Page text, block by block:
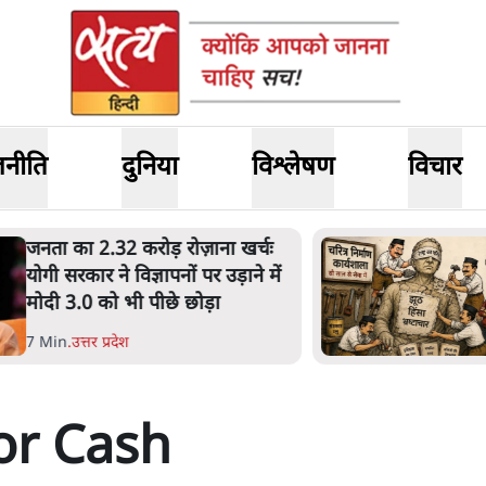
दुनिया विश्लेषण विचार
जनता का 2.32 करोड़ रोज़ाना खर्चः
योगी सरकार ने विज्ञापनों पर उड़ाने में
मोदी 3.0 को भी पीछे छोड़ा
.उत्तर प्रदेश
Cash